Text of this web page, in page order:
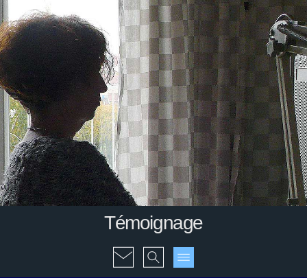
Témoignage